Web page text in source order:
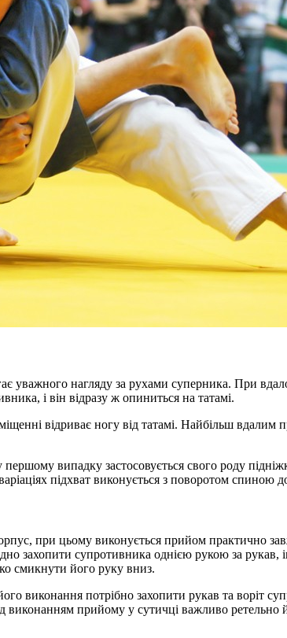
уважного нагляду за рухами суперника. При
і він відразу ж опиниться на татамі.
відриває ногу від татамі. Найбільш вдалим
першому випадку застосовується свого роду
підхват виконується з поворотом
при цьому виконується прийом практично
захопити супротивника однією рукою за
смикнути його руку вниз.
виконання потрібно захопити рукав та воріт
прийому у сутичці важливо ретельно